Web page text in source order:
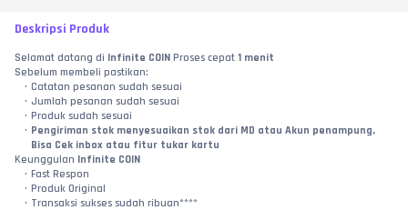
Deskripsi Produk
Selamat datang di Infinite COIN Proses cepat 1 menit
Sebelum membeli pastikan:
Catatan pesanan sudah sesuai
Jumlah pesanan sudah sesuai
Produk sudah sesuai
Pengiriman stok menyesuaikan stok dari MD atau Akun penampung,
Bisa Cek inbox atau fitur tukar kartu
Keunggulan Infinite COIN
Fast Respon
Produk Original
Transaksi sukses sudah ribuan****